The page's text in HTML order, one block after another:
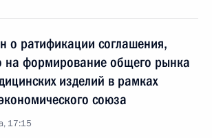
о ратификации соглашения,
на формирование общего рынка
изделий в рамках
союза
17:15